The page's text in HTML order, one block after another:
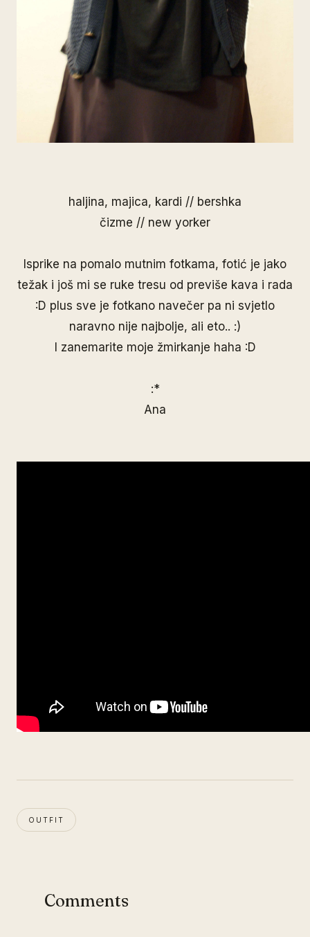
haljina, majica, kardi // bershka
čizme // new yorker
Isprike na pomalo mutnim fotkama, fotić je jako
težak i još mi se ruke tresu od previše kava i rada
:D plus sve je fotkano navečer pa ni svjetlo
naravno nije najbolje, ali eto.. :)
I zanemarite moje žmirkanje haha :D
:*
Ana
OUTFIT
Comments